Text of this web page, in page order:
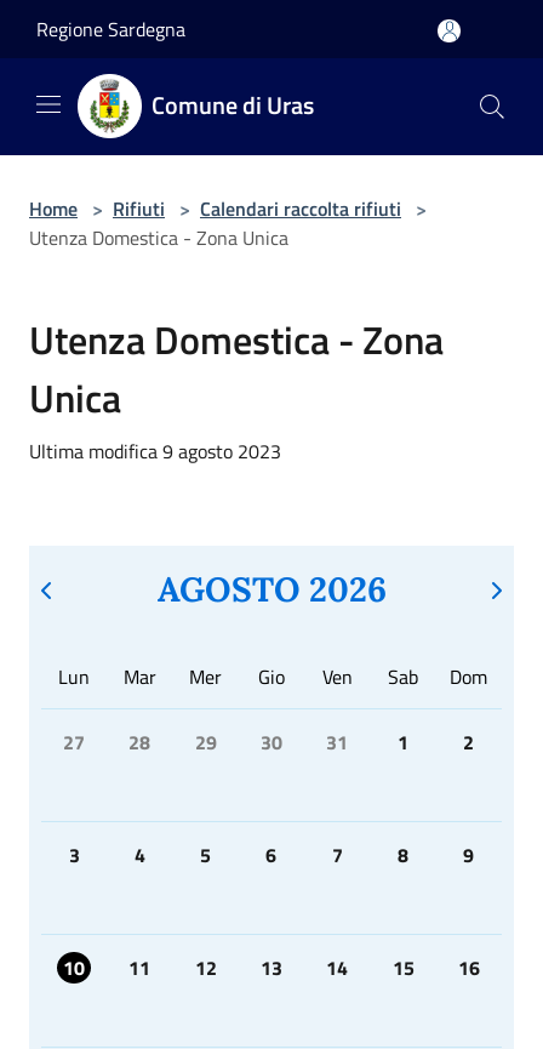
Regione Sardegna
Comune di Uras
Home > Rifiuti > Calendari raccolta rifiuti >
Utenza Domestica - Zona Unica
Utenza Domestica - Zona
Unica
Ultima modifica 9 agosto 2023
AGOSTO 2026
Lun Mar Mer Gio Ven Sab Dom
27 28 29 30 31 1 2
3 4 5 6 7 8 9
10 11 12 13 14 15 16